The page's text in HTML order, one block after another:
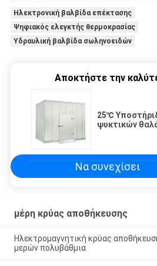
Ηλεκτρονική βαλβίδα επέκτασης
Ψηφιακός ελεγκτής θερμοκρασίας
Υδραυλική βαλβίδα σωληνοειδών
Αποκτήστε την
25℃
ψυκτικών
τροφίμων
Να συνεχίσει
μέρη κρύας αποθήκευσης
Ηλεκτρομαγνητική κρύας
μερών πολυβάθμια